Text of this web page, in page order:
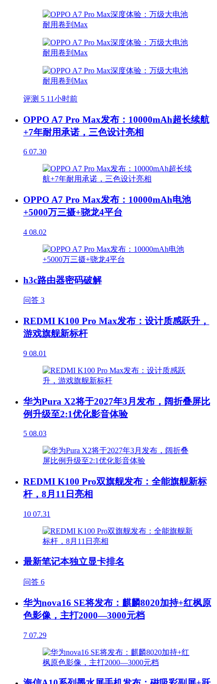
评测 5 11小时前
OPPO A7 Pro Max发布：10000mAh超长续航
+7年耐用承诺，三色设计亮相
6 07.30
OPPO A7 Pro Max发布：10000mAh电池
+5000万三摄+骁龙4平台
4 08.02
h3c路由器密码破解
问答 3
REDMI K100 Pro Max发布：设计质感跃升，
游戏旗舰新标杆
9 08.01
华为Pura X2将于2027年3月发布，阔折叠屏比
例升级至2:1优化影音体验
5 08.03
REDMI K100 Pro双旗舰发布：全能旗舰新标
杆，8月11日亮相
10 07.31
最新笔记本独立显卡排名
问答 6
华为nova16 SE将发布：麒麟8020加持+红枫原
色影像，主打2000—3000元档
7 07.29